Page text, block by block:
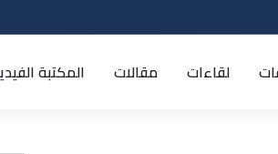
لقاءات مقالات المكتبة